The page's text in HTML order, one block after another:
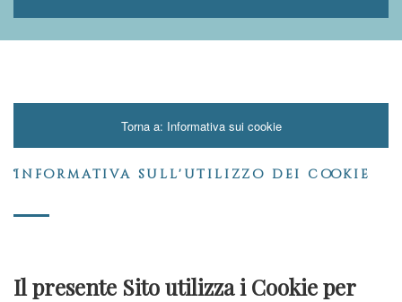
Torna a: Informativa sui cookie
Informativa sull'utilizzo dei cookie
Il presente Sito utilizza i Cookie per